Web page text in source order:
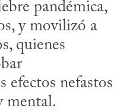
pandémica,
y movilizó a
quienes
efectos nefastos
mental.